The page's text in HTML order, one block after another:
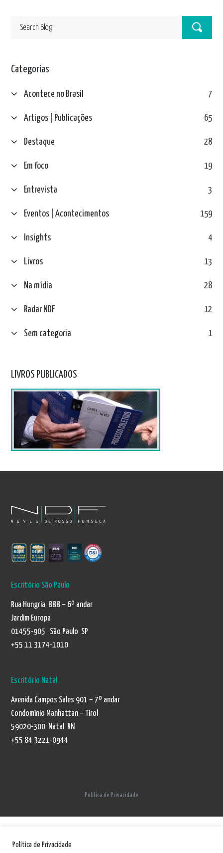
Categorias
Acontece no Brasil 7
Artigos | Publicações 65
Destaque 28
Em foco 19
Entrevista 3
Eventos | Acontecimentos 159
Insights 4
Livros 13
Na mídia 28
Radar NDF 12
Sem categoria 1
LIVROS PUBLICADOS
Escritório São Paulo
Rua Hungria 888 – 6º andar
Jardim Europa
01455-905 São Paulo SP
+55 11 3174-1010
Escritório Natal
Avenida Campos Sales 901 – 7º andar
Condomínio Manhattan – Tirol
59020-300 Natal RN
+55 84 3221-0944
Política de Privacidade
Política de Privacidade